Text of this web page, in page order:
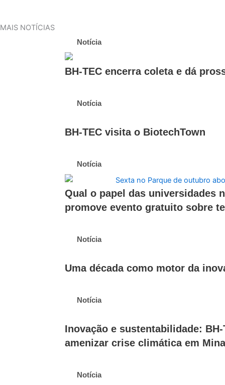
MAIS NOTÍCIAS
Notícia
BH-TEC encerra coleta e dá
Notícia
BH-TEC visita o BiotechTown
Notícia
Qual o papel das universidades
promove evento gratuito sobre
Notícia
Uma década como motor da
Notícia
Inovação e sustentabilidade:
amenizar crise climática em
Notícia